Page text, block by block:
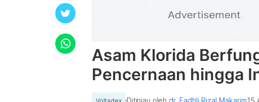
Asam Klorida
Pencernaan hingga
Voltadex Ditinjau olehdr. Fadhli Rizal Makarim15